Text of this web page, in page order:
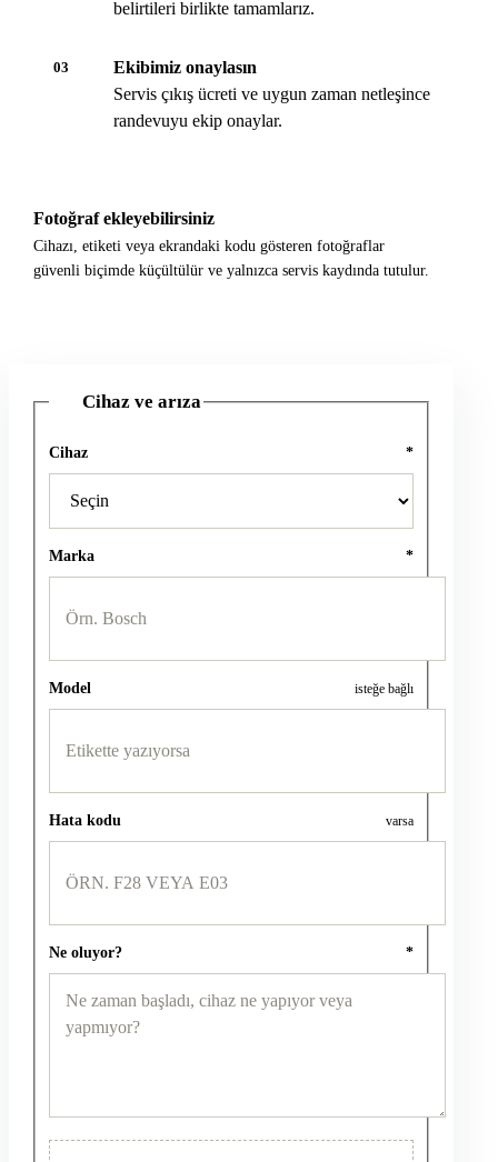
belirtileri birlikte tamamlarız.
03
Ekibimiz onaylasın
Servis çıkış ücreti ve uygun zaman netleşince
randevuyu ekip onaylar.
Fotoğraf ekleyebilirsiniz
Cihazı, etiketi veya ekrandaki kodu gösteren fotoğraflar
güvenli biçimde küçültülür ve yalnızca servis kaydında tutulur.
Cihaz ve arıza
Cihaz *
Marka *
Model isteğe bağlı
Hata kodu varsa
Ne oluyor? *